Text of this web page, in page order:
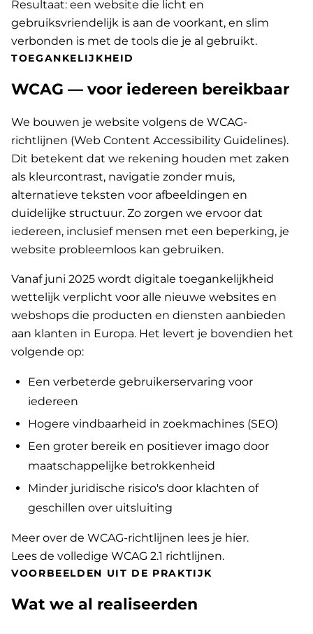
Resultaat: een website die licht en
gebruiksvriendelijk is aan de voorkant, en slim
verbonden is met de tools die je al gebruikt.
TOEGANKELIJKHEID
WCAG — voor iedereen bereikbaar
We bouwen je website volgens de WCAG-
richtlijnen (Web Content Accessibility Guidelines).
Dit betekent dat we rekening houden met zaken
als kleurcontrast, navigatie zonder muis,
alternatieve teksten voor afbeeldingen en
duidelijke structuur. Zo zorgen we ervoor dat
iedereen, inclusief mensen met een beperking, je
website probleemloos kan gebruiken.
Vanaf juni 2025 wordt digitale toegankelijkheid
wettelijk verplicht voor alle nieuwe websites en
webshops die producten en diensten aanbieden
aan klanten in Europa. Het levert je bovendien het
volgende op:
Een verbeterde gebruikerservaring voor
iedereen
Hogere vindbaarheid in zoekmachines (SEO)
Een groter bereik en positiever imago door
maatschappelijke betrokkenheid
Minder juridische risico's door klachten of
geschillen over uitsluiting
Meer over de WCAG-richtlijnen lees je hier.
Lees de volledige WCAG 2.1 richtlijnen.
VOORBEELDEN UIT DE PRAKTIJK
Wat we al realiseerden